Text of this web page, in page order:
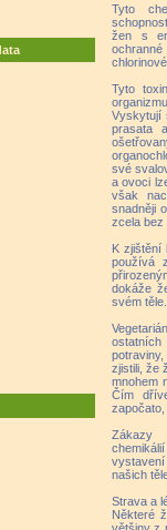
Tyto
žen s
Tyto
Vyskytují
prasata
své
a ovoci
však
snadněji
zcela bez
K zjištění
používá
dokáže
svém
ostatních
zjistili, že
mnohem
Čím
Zákazy
našich
Strava a
Některé